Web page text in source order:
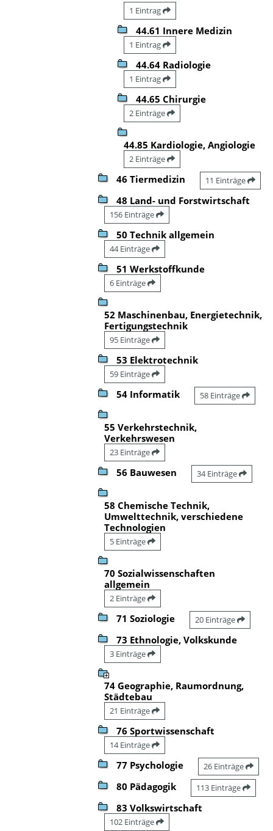
1 Eintrag
44.61 Innere Medizin
1 Eintrag
44.64 Radiologie
1 Eintrag
44.65 Chirurgie
2 Einträge
44.85 Kardiologie, Angiologie
2 Einträge
46 Tiermedizin 11 Einträge
48 Land- und Forstwirtschaft
156 Einträge
50 Technik allgemein
44 Einträge
51 Werkstoffkunde
6 Einträge
52 Maschinenbau, Energietechnik,
Fertigungstechnik
95 Einträge
53 Elektrotechnik
59 Einträge
54 Informatik 58 Einträge
55 Verkehrstechnik,
Verkehrswesen
23 Einträge
56 Bauwesen 34 Einträge
58 Chemische Technik,
Umwelttechnik, verschiedene
Technologien
5 Einträge
70 Sozialwissenschaften
allgemein
2 Einträge
71 Soziologie 20 Einträge
73 Ethnologie, Volkskunde
3 Einträge
74 Geographie, Raumordnung,
Städtebau
21 Einträge
76 Sportwissenschaft
14 Einträge
77 Psychologie 26 Einträge
80 Pädagogik 113 Einträge
83 Volkswirtschaft
102 Einträge